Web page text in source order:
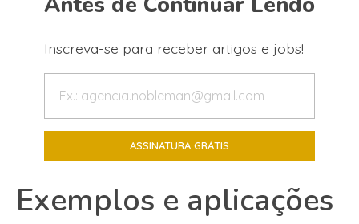
Inscreva-se para receber artigos e jobs!
Exemplos e aplicações